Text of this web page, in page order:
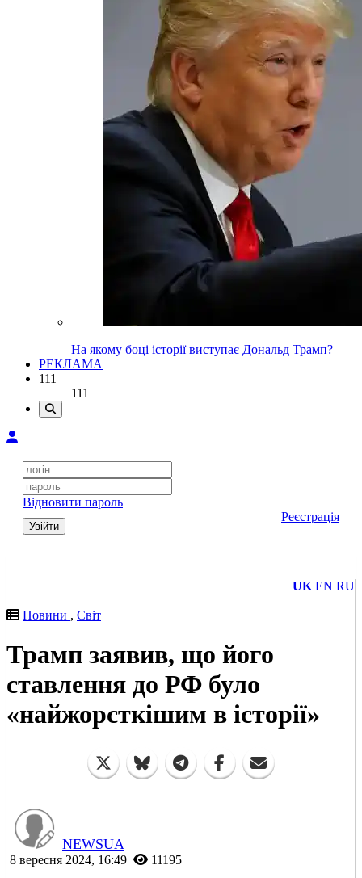
На якому боці історії виступає Дональд Трамп?
РЕКЛАМА
111
111
Відновити пароль
Увійти
Реєстрація
UK EN RU
Новини , Світ
Трамп заявив, що його
ставлення до РФ було
«найжорсткішим в історії»
NEWSUA
8 вересня 2024, 16:49 11195